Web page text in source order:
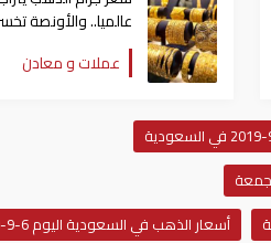
دولارات جدد
عملات و معادن
أسعار الذهب في السعودية اليوم 6-9-2019